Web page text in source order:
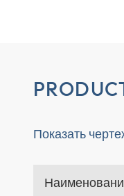
Показать